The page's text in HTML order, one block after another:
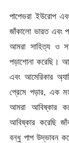
পাপেভরা ইউরোপ
জাঁকালো ভারত এবং
আমরা সাহিত্য ও
পড়াশোনা করেছি।
এবং আমেরিকার
প্রেমে পড়ার, এক
আমরা আবিষ্কার
আবিষ্কার করেছি
বন্ধু পাপ উদ্ভাবন